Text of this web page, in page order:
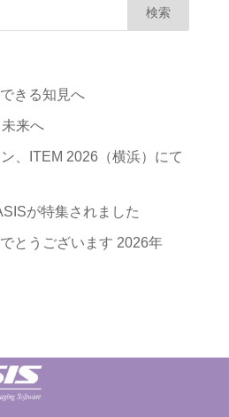
きる知見へ
来へ
、ITEM 2026（横浜）にて
が特集されました
とうございます 2026年